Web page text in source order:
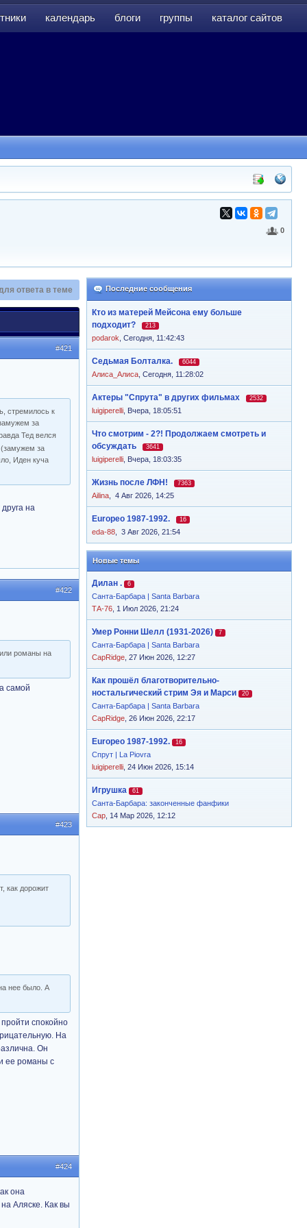
календарь блоги группы каталог сайтов
0
Последние сообщения
Кто из матерей Мейсона ему больше
подходит?
213
podarok Сегодня, 11:42:43
Седьмая Болталка. 6044
Алиса_Алиса Сегодня, 11:28:02
Актеры "Спрута" в других фильмах 2532
luigiperelli Вчера, 18:05:51
Что смотрим - 2?! Продолжаем смотреть и
обсуждать
3641
luigiperelli Вчера, 18:03:35
Жизнь после ЛФН! 7363
Ailina 4 Авг 2026, 14:25
Europeo 1987-1992. 16
eda-88 3 Авг 2026, 21:54
Новые темы
Дилан . 6
Санта-Барбара | Santa Barbara
ТА-76 , 1 Июл 2026, 21:24
Умер Ронни Шелл (1931-2026) 7
Санта-Барбара | Santa Barbara
CapRidge , 27 Июн 2026, 12:27
Как прошёл благотворительно-
ностальгический стрим Эя и Марси
20
Санта-Барбара | Santa Barbara
CapRidge , 26 Июн 2026, 22:17
Europeo 1987-1992. 16
Спрут | La Piovra
luigiperelli , 24 Июн 2026, 15:14
Игрушка 61
Санта-Барбара: законченные фанфики
Cap , 14 Мар 2026, 12:12
ответа в теме
#421
стремилось к
за
Тед велся
(замужем за
Иден куча
на
#422
романы на
самой
#423
как дорожит
нее было. А
спокойно
На
Он
ее романы с
#424
она
Аляске. Как вы